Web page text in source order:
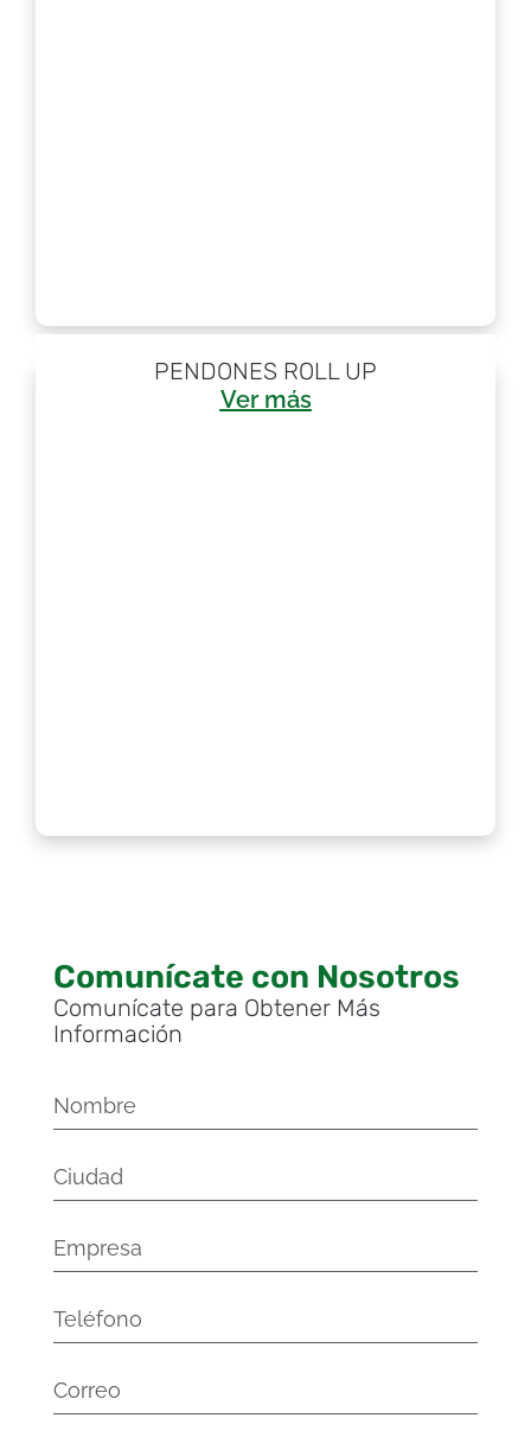
PENDONES ROLL UP
Ver más
Comunícate con Nosotros
Comunícate para Obtener Más
Información